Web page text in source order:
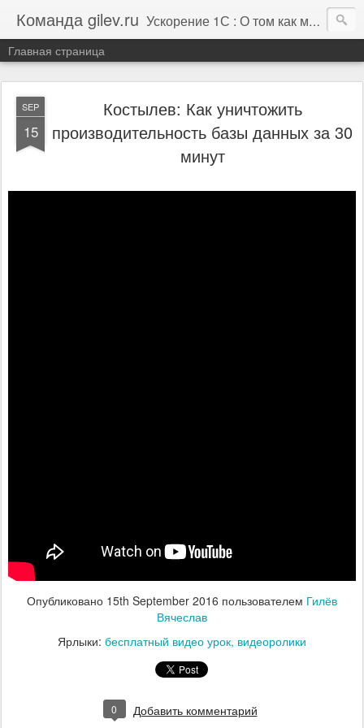
Команда gilev.ru Ускорение 1С : О том как мы это делаем. И не только про это.
Главная страница
SEP
15
Костылев: Как уничтожить
производительность базы данных за 30
минут
Опубликовано 15th September 2016 пользователем Гилёв
Вячеслав
Ярлыки: бесплатный видео урок видеоролики
0 Добавить комментарий